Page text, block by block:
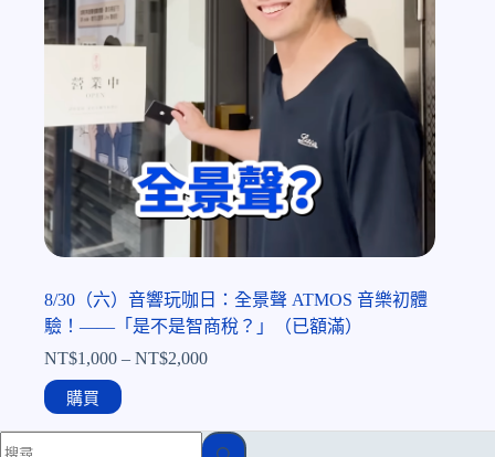
8/30（六）音響玩咖日：全景聲 ATMOS 音樂初體
驗！——「是不是智商稅？」（已額滿）
NT$1,000 – NT$2,000
購買
找